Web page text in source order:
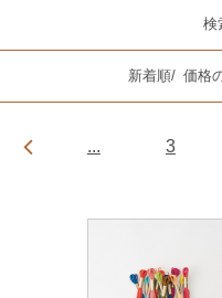
検
新着順/ 価格
... 3